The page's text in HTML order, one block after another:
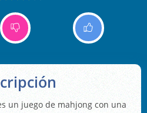
un juego de mahjong con una